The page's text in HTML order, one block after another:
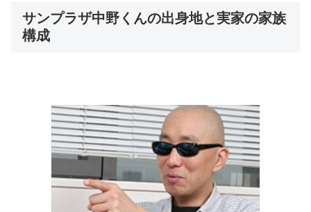
サンプラザ中野くんの出身地と実家の家族
構成